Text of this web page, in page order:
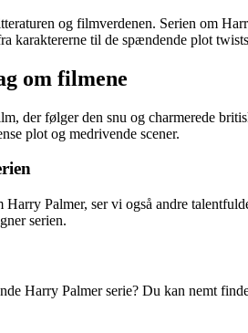
og filmverdenen. Serien om
karaktererne til de spændende plot
om filmene
der følger den snu og charmerede
plot og medrivende scener.
Palmer, ser vi også andre
serien.
Harry Palmer serie? Du kan nemt